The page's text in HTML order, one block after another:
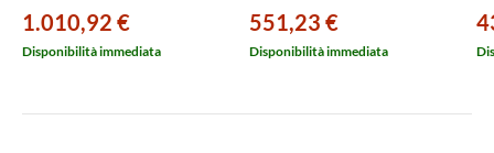
max 8.3 m 60214764
1.010,92 €
Disponibilità immediata
prevalenza max 10.6 m
60214725
551,23 €
Disponibilità immediata